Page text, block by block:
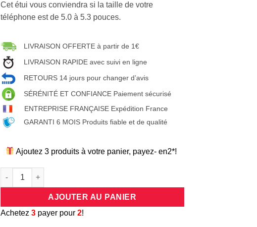
Cet étui vous conviendra si la taille de votre
téléphone est de 5.0 à 5.3 pouces.
LIVRAISON OFFERTE à partir de 1€
LIVRAISON RAPIDE avec suivi en ligne
RETOURS 14 jours pour changer d’avis
SÉRÉNITÉ ET CONFIANCE Paiement sécurisé
ENTREPRISE FRANÇAISE Expédition France
GARANTI 6 MOIS Produits fiable et de qualité
Ajoutez 3 produits à votre panier, payez- en2*!
quantité de Coque universelle antichocs silicone/cuir rose pour
AJOUTER AU PANIER
Achetez3 payer pour2!